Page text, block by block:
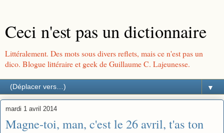
Ceci n'est pas un dictionnaire
Littéralement. Des mots sous divers reflets, mais ce n'est pas un
dico. Blogue littéraire et geek de Guillaume C. Lajeunesse.
▼
mardi 1 avril 2014
Magne-toi, man, c'est le 26 avril, t'as ton